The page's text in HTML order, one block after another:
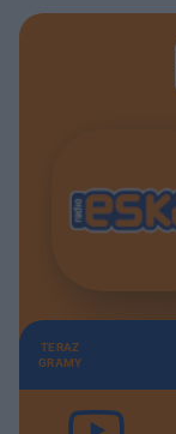
TERAZ
GRAMY